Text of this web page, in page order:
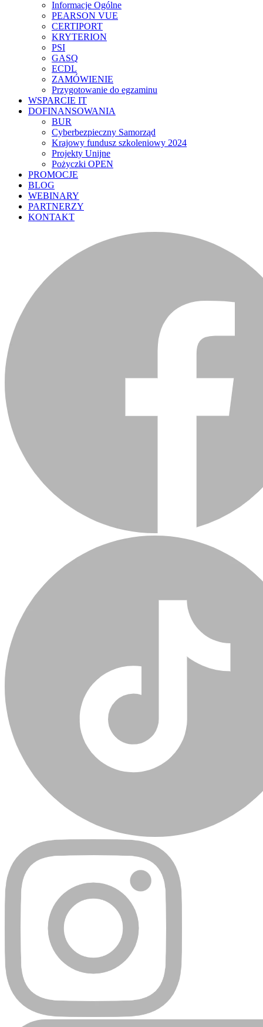
Informacje Ogólne
PEARSON VUE
CERTIPORT
KRYTERION
PSI
GASQ
ECDL
ZAMÓWIENIE
Przygotowanie do egzaminu
WSPARCIE IT
DOFINANSOWANIA
BUR
Cyberbezpieczny Samorząd
Krajowy fundusz szkoleniowy 2024
Projekty Unijne
Pożyczki OPEN
PROMOCJE
BLOG
WEBINARY
PARTNERZY
KONTAKT